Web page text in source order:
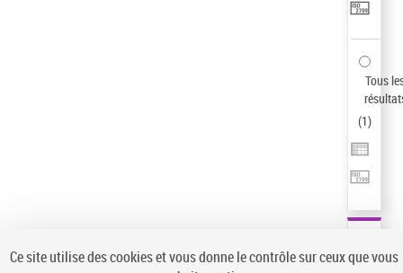
Tous
(1)
Ce site utilise des cookies et vous donne le contrôle sur ceux que vous